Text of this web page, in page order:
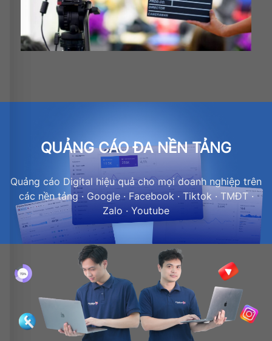
QUẢNG CÁO ĐA NỀN TẢNG
Quảng cáo Digital hiệu quả cho mọi doanh nghiệp trên
các nền tảng · Google · Facebook · Tiktok · TMĐT ·
Zalo · Youtube